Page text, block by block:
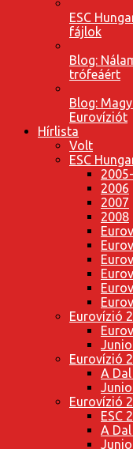
ESC
fájlok
Blog:
trófeáért
Blog:
Eurovíziót
Hírlista
Volt
ESC
2006
2007
2008
Eurovízió
Eurovízió
A
Eurovízió
ESC
A